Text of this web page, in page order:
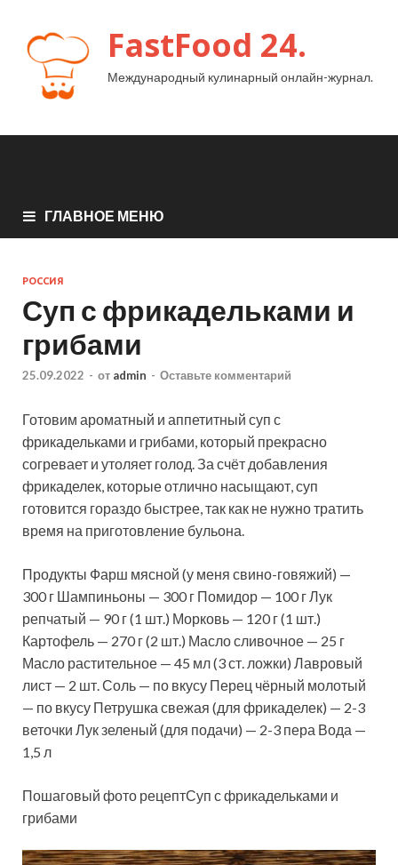
FastFood 24.
Международный кулинарный онлайн-журнал.
ГЛАВНОЕ МЕНЮ
РОССИЯ
Суп с фрикадельками и
грибами
25.09.2022 - от admin - Оставьте комментарий
Готовим ароматный и аппетитный суп с
фрикадельками и грибами, который прекрасно
согревает и утоляет голод. За счёт добавления
фрикаделек, которые отлично насыщают, суп
готовится гораздо быстрее, так как не нужно тратить
время на приготовление бульона.
Продукты Фарш мясной (у меня свино-говяжий) —
300 г Шампиньоны — 300 г Помидор — 100 г Лук
репчатый — 90 г (1 шт.) Морковь — 120 г (1 шт.)
Картофель — 270 г (2 шт.) Масло сливочное — 25 г
Масло растительное — 45 мл (3 ст. ложки) Лавровый
лист — 2 шт. Соль — по вкусу Перец чёрный молотый
— по вкусу Петрушка свежая (для фрикаделек) — 2-3
веточки Лук зеленый (для подачи) — 2-3 пера Вода —
1,5 л
Пошаговый фото рецептСуп с фрикадельками и
грибами